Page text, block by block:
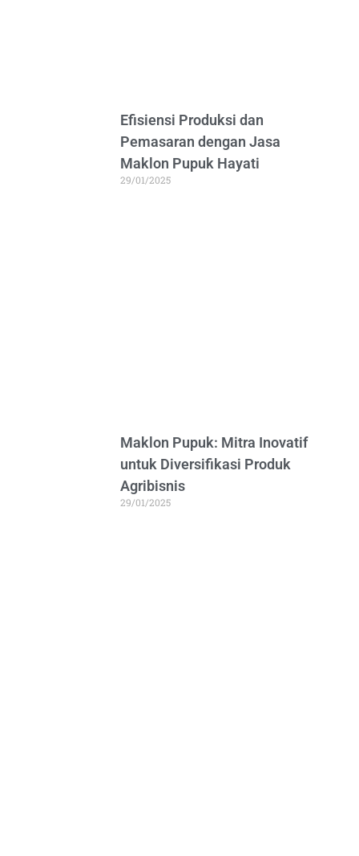
Efisiensi Produksi dan
Pemasaran dengan Jasa
Maklon Pupuk Hayati
29/01/2025
Maklon Pupuk: Mitra Inovatif
untuk Diversifikasi Produk
Agribisnis
29/01/2025